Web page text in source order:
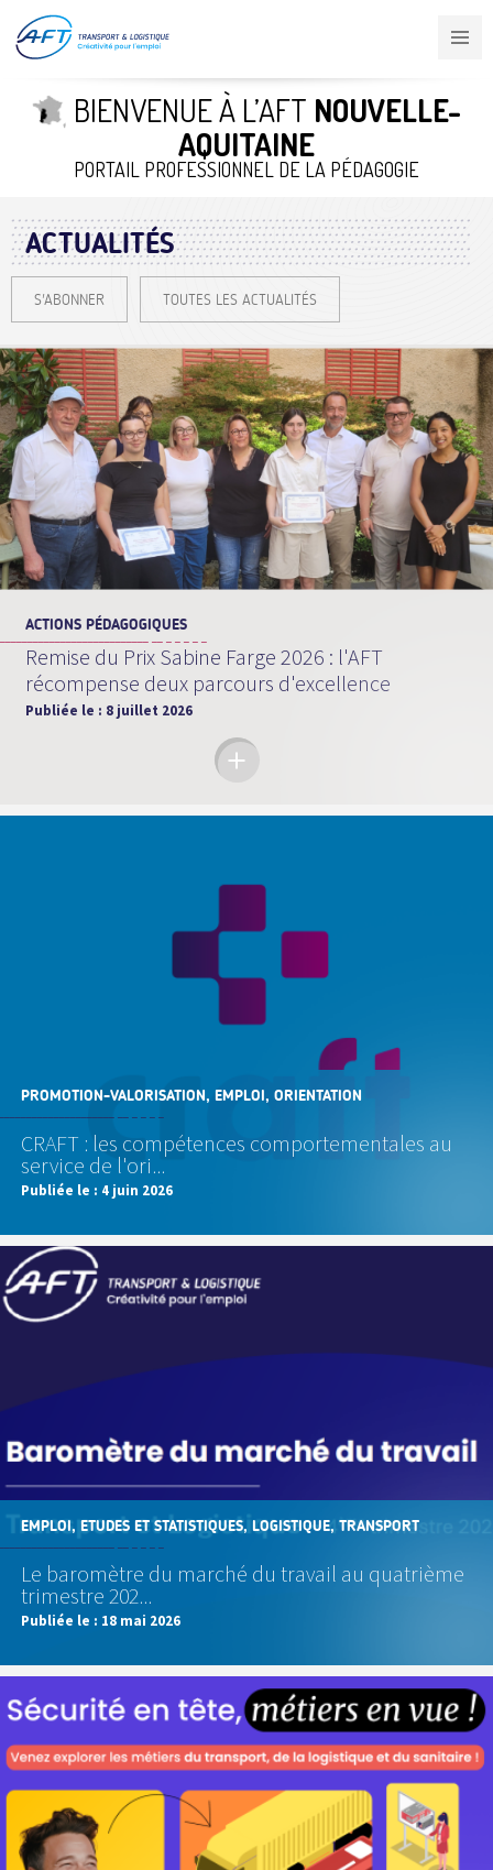
contenu
principal
BIENVENUE À L’AFT NOUVELLE-
AQUITAINE
PORTAIL PROFESSIONNEL DE LA PÉDAGOGIE
ACTUALITÉS
S'ABONNER TOUTES LES ACTUALITÉS
ACTIONS PÉDAGOGIQUES
Remise du Prix Sabine Farge 2026 : l'AFT
récompense deux parcours d'excellence
Publiée le : 8 juillet 2026
PROMOTION-VALORISATION, EMPLOI, ORIENTATION
CRAFT : les compétences comportementales au
service de l'ori...
Publiée le : 4 juin 2026
EMPLOI, ETUDES ET STATISTIQUES, LOGISTIQUE, TRANSPORT
Le baromètre du marché du travail au quatrième
trimestre 202...
Publiée le : 18 mai 2026